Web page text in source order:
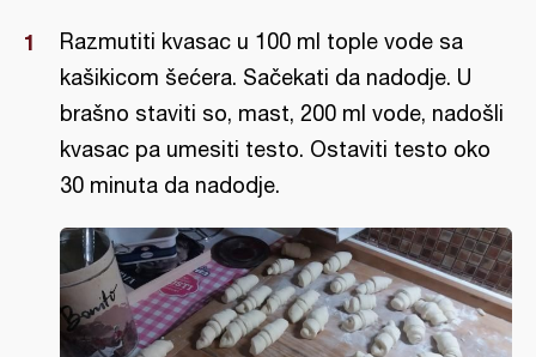
Razmutiti kvasac u 100 ml tople vode sa
kašikicom šećera. Sačekati da nadodje. U
brašno staviti so, mast, 200 ml vode, nadošli
kvasac pa umesiti testo. Ostaviti testo oko
30 minuta da nadodje.